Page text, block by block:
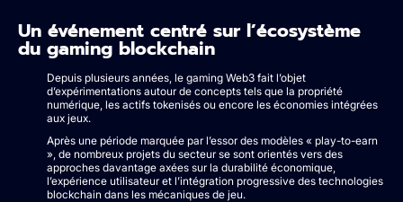
Un événement centré sur l’écosystème
du gaming blockchain
Depuis plusieurs années, le gaming Web3 fait l’objet
d’expérimentations autour de concepts tels que la propriété
numérique, les actifs tokenisés ou encore les économies intégrées
aux jeux.
Après une période marquée par l’essor des modèles « play-to-earn
», de nombreux projets du secteur se sont orientés vers des
approches davantage axées sur la durabilité économique,
l’expérience utilisateur et l’intégration progressive des technologies
blockchain dans les mécaniques de jeu.